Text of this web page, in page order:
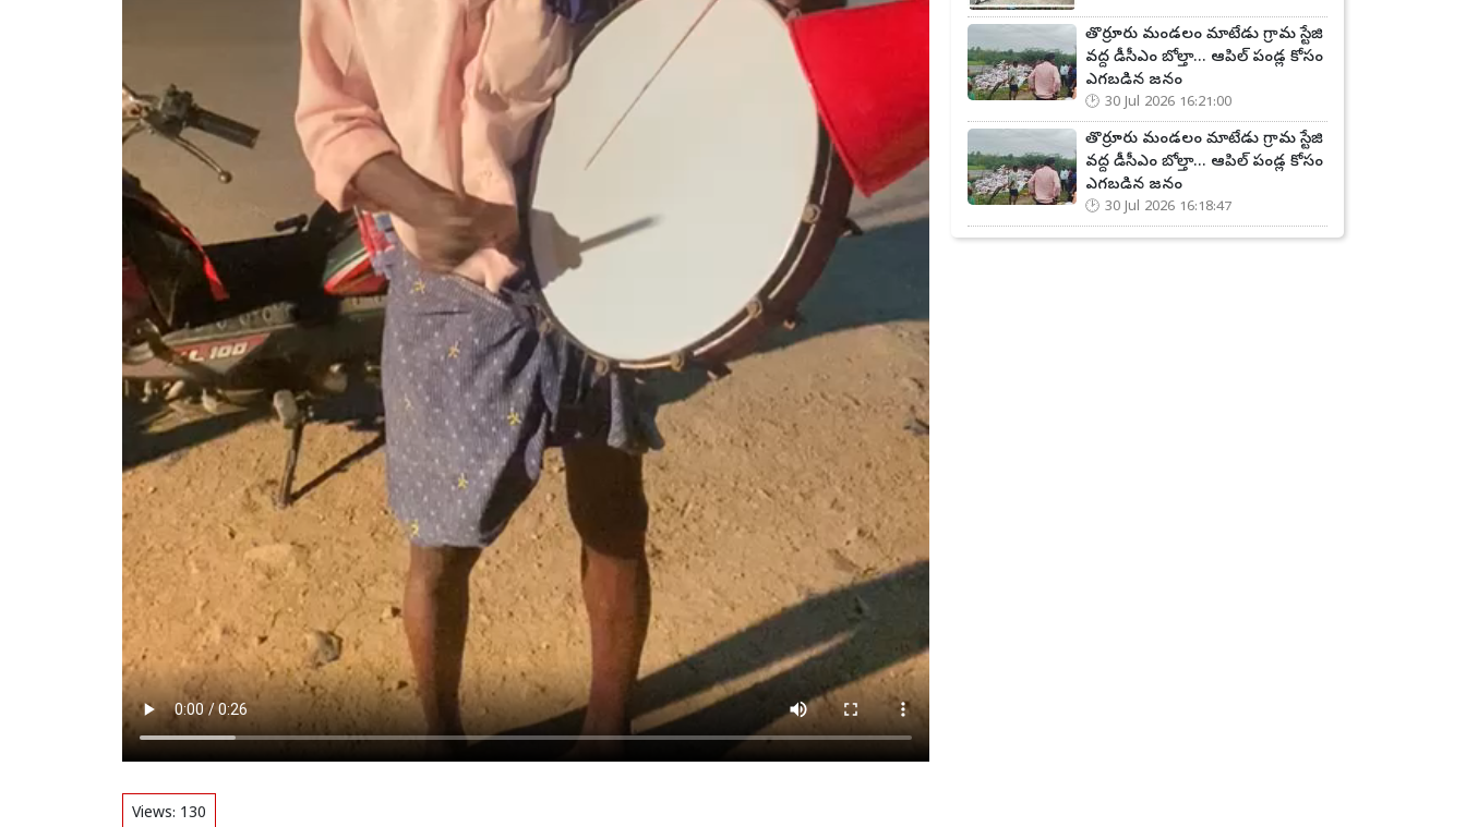
Views: 130
తొర్రూరు మండలం మాటేడు గ్రామ స్టేజి
వద్ద డీసీఎం బోల్తా... ఆపిల్ పండ్ల కోసం
ఎగబడిన జనం
30 Jul 2026 16:21:00
తొర్రూరు మండలం మాటేడు గ్రామ స్టేజి
వద్ద డీసీఎం బోల్తా... ఆపిల్ పండ్ల కోసం
ఎగబడిన జనం
30 Jul 2026 16:18:47